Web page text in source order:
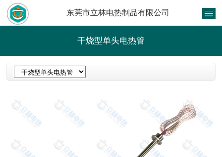
东莞市立林电热制品有限公司
干烧型单头电热管